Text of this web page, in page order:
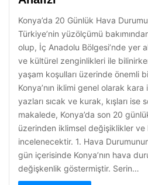
Konya’da 20 Günlük Hava
Türkiye’nin yüzölçümü
olup, İç Anadolu Bölgesi’nde yer
ve kültürel zenginlikleri ile
yaşam koşulları üzerinde önemli
Konya’nın iklimi genel olarak kara
yazları sıcak ve kurak, kışları ise
makalede, Konya’da son 20
üzerinden iklimsel değişiklikler ve
incelenecektir. 1. Hava
gün içerisinde Konya’nın hava
değişkenlik göstermiştir. Serin…